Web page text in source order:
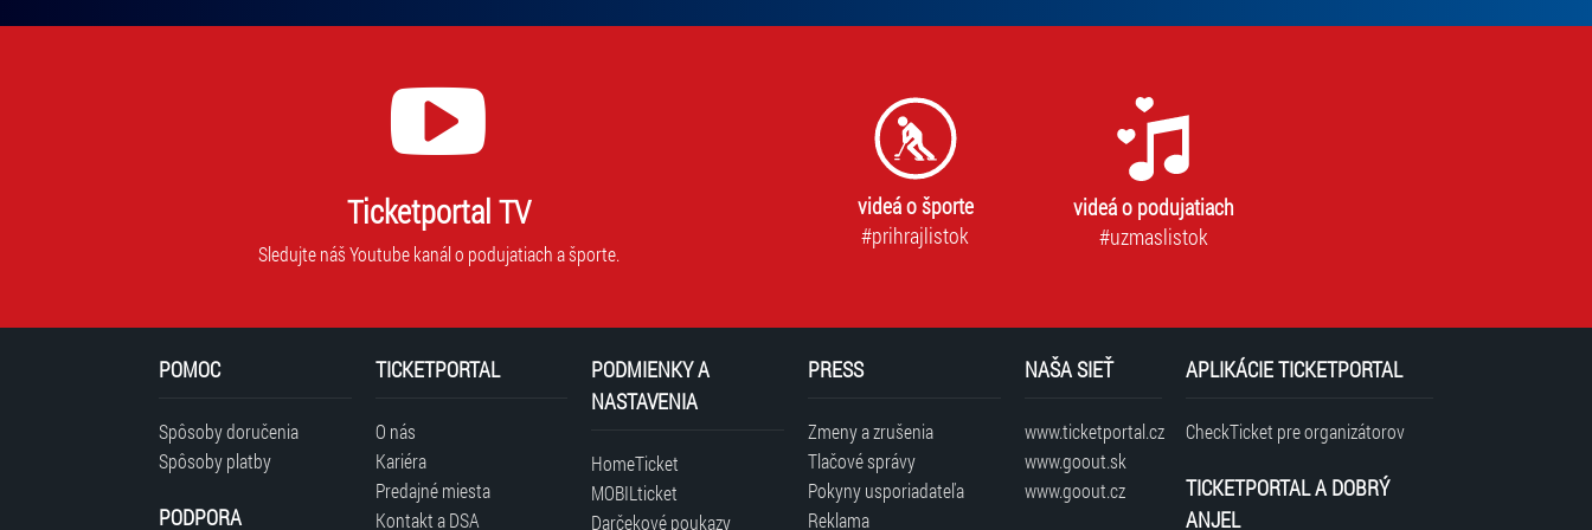
Ticketportal TV
Sledujte náš Youtube kanál o podujatiach a športe.
videá o športe
#prihrajlistok
videá o podujatiach
#uzmaslistok
POMOC
Spôsoby doručenia
Spôsoby platby
PODPORA
TICKETPORTAL
O nás
Kariéra
Predajné miesta
Kontakt a DSA
PODMIENKY A
NASTAVENIA
HomeTicket
MOBILticket
Darčekové poukazy
PRESS
Zmeny a zrušenia
Tlačové správy
Pokyny usporiadateľa
Reklama
NAŠA SIEŤ
www.ticketportal.cz
www.goout.sk
www.goout.cz
APLIKÁCIE TICKETPORTAL
CheckTicket pre organizátorov
TICKETPORTAL A DOBRÝ
ANJEL